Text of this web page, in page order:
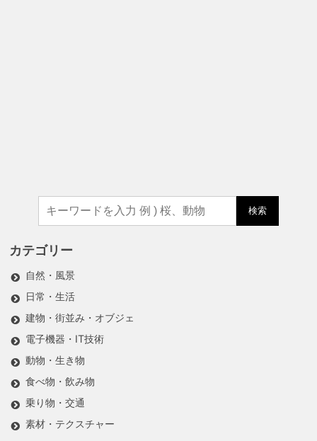
検索
カテゴリー
自然・風景
日常・生活
建物・街並み・オブジェ
電子機器・IT技術
動物・生き物
食べ物・飲み物
乗り物・交通
素材・テクスチャー